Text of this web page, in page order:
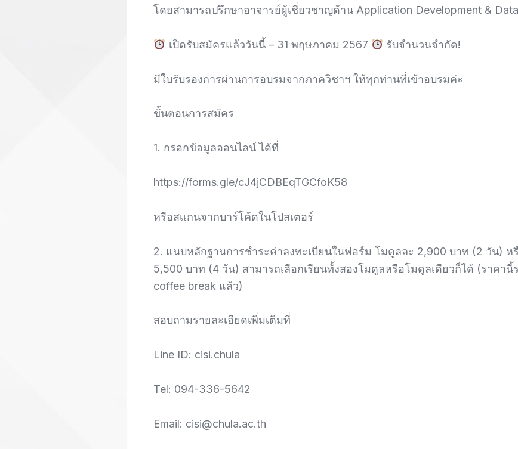
โดยสามารถปรึกษาอาจารย์ผู้เชี่ยวชาญด้าน Application Development &
เปิดรับสมัครแล้ววันนี้ – 31 พฤษภาคม 2567 รับจำนวนจำกัด!
มีใบรับรองการผ่านการอบรมจากภาควิชาฯ ให้ทุกท่านที่เข้าอบรมค่ะ
ขั้นตอนการสมัคร
1. กรอกข้อมูลออนไลน์ ได้ที่
https://forms.gle/cJ4jCDBEqTGCfoK58
หรือสเเกนจากบาร์โค้ดในโปสเตอร์
2. แนบหลักฐานการชำระค่าลงทะเบียนในฟอร์ม โมดูลละ 2,900 บาท (2 วัน) ห
5,500 บาท (4 วัน) สามารถเลือกเรียนทั้งสองโมดูลหรือโมดูลเดียวก็ได้ (ราคานี้
coffee break แล้ว)
สอบถามรายละเอียดเพิ่มเติมที่
Line ID: cisi.chula
Tel: 094-336-5642
Email: cisi@chula.ac.th